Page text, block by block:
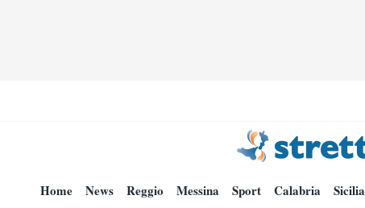
Home News Reggio Messina Sport Calabria Sicilia